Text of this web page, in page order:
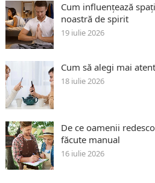
Cum influențează
noastră de spirit
19 iulie 2026
Cum să alegi mai
18 iulie 2026
De ce oamenii
făcute manual
16 iulie 2026